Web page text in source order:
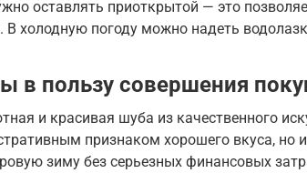
оставлять приоткрытой — это
В холодную погоду можно надеть
в пользу совершения
и красивая шуба из качественного
признаком хорошего вкуса, но
зиму без серьезных финансовых